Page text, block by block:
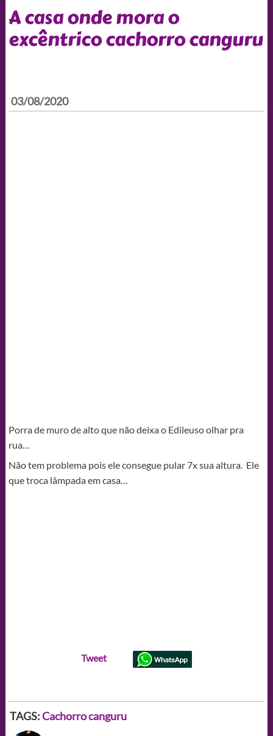
A casa onde mora o
excêntrico cachorro canguru
03/08/2020
Porra de muro de alto que não deixa o Edileuso olhar pra
rua…
Não tem problema pois ele consegue pular 7x sua altura. Ele
que troca lâmpada em casa…
Tweet
TAGS:Cachorro canguru